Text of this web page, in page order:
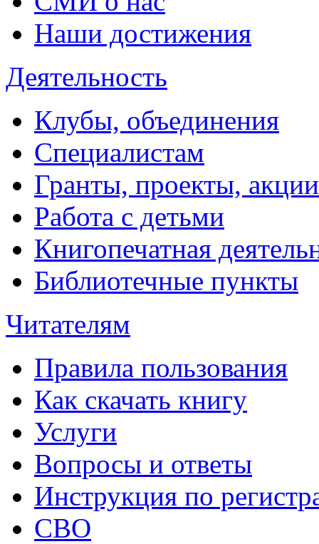
Наши достижения
Деятельность
Клубы, объединения
Специалистам
Гранты, проекты, акции
Работа с детьми
Книгопечатная
Библиотечные пункты
Читателям
Правила пользования
Как скачать книгу
Услуги
Вопросы и ответы
Инструкция по
СВО